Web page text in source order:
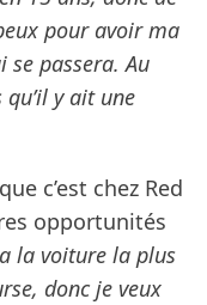
pour avoir ma
se passera. Au
y ait une
c’est chez Red
opportunités
la voiture la plus
donc je veux